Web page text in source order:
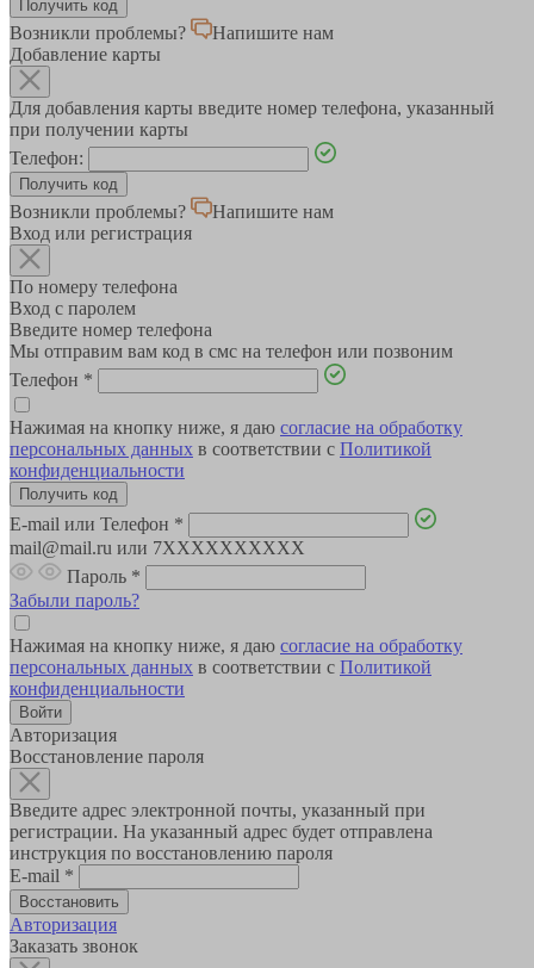
Возникли проблемы?
Напишите нам
Добавление карты
Для добавления карты введите номер телефона, указанный
при получении карты
Телефон:
Возникли проблемы?
Напишите нам
Вход или регистрация
По номеру телефона
Вход с паролем
Введите номер телефона
Мы отправим вам код в смс на телефон или позвоним
Телефон *
Нажимая на кнопку ниже, я даю согласие на обработку
персональных данных в соответствии с Политикой
конфиденциальности
E-mail или Телефон *
mail@mail.ru или 7XXXXXXXXXX
Пароль *
Забыли пароль?
Нажимая на кнопку ниже, я даю согласие на обработку
персональных данных в соответствии с Политикой
конфиденциальности
Авторизация
Восстановление пароля
Введите адрес электронной почты, указанный при
регистрации. На указанный адрес будет отправлена
инструкция по восстановлению пароля
E-mail *
Авторизация
Заказать звонок